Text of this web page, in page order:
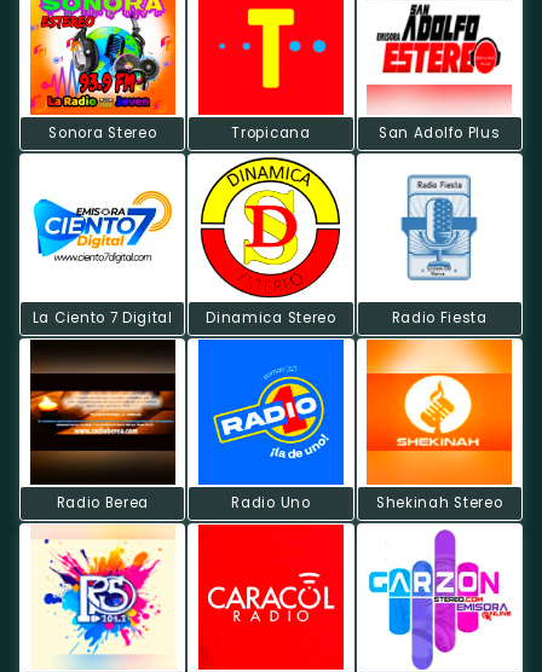
Sonora Stereo Tropicana San Adolfo Plus
La Ciento 7 Digital Dinamica Stereo Radio Fiesta
Radio Berea Radio Uno Shekinah Stereo